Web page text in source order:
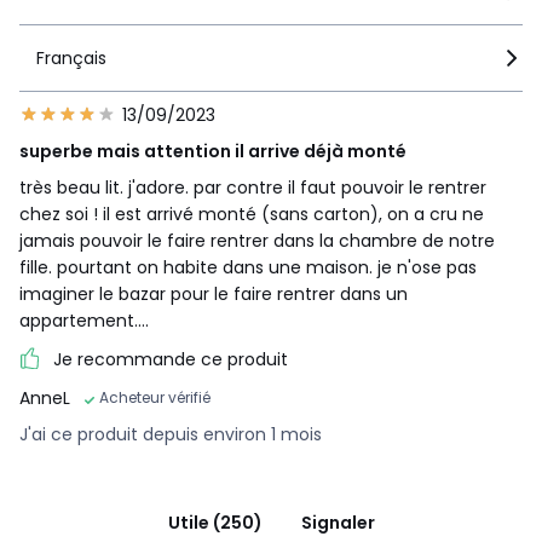
Français
13/09/2023
superbe mais attention il arrive déjà monté
très beau lit. j'adore. par contre il faut pouvoir le rentrer
chez soi ! il est arrivé monté (sans carton), on a cru ne
jamais pouvoir le faire rentrer dans la chambre de notre
fille. pourtant on habite dans une maison. je n'ose pas
imaginer le bazar pour le faire rentrer dans un
appartement....
Je recommande ce produit
AnneL
Acheteur vérifié
J'ai ce produit depuis environ 1 mois
Utile (250) Signaler